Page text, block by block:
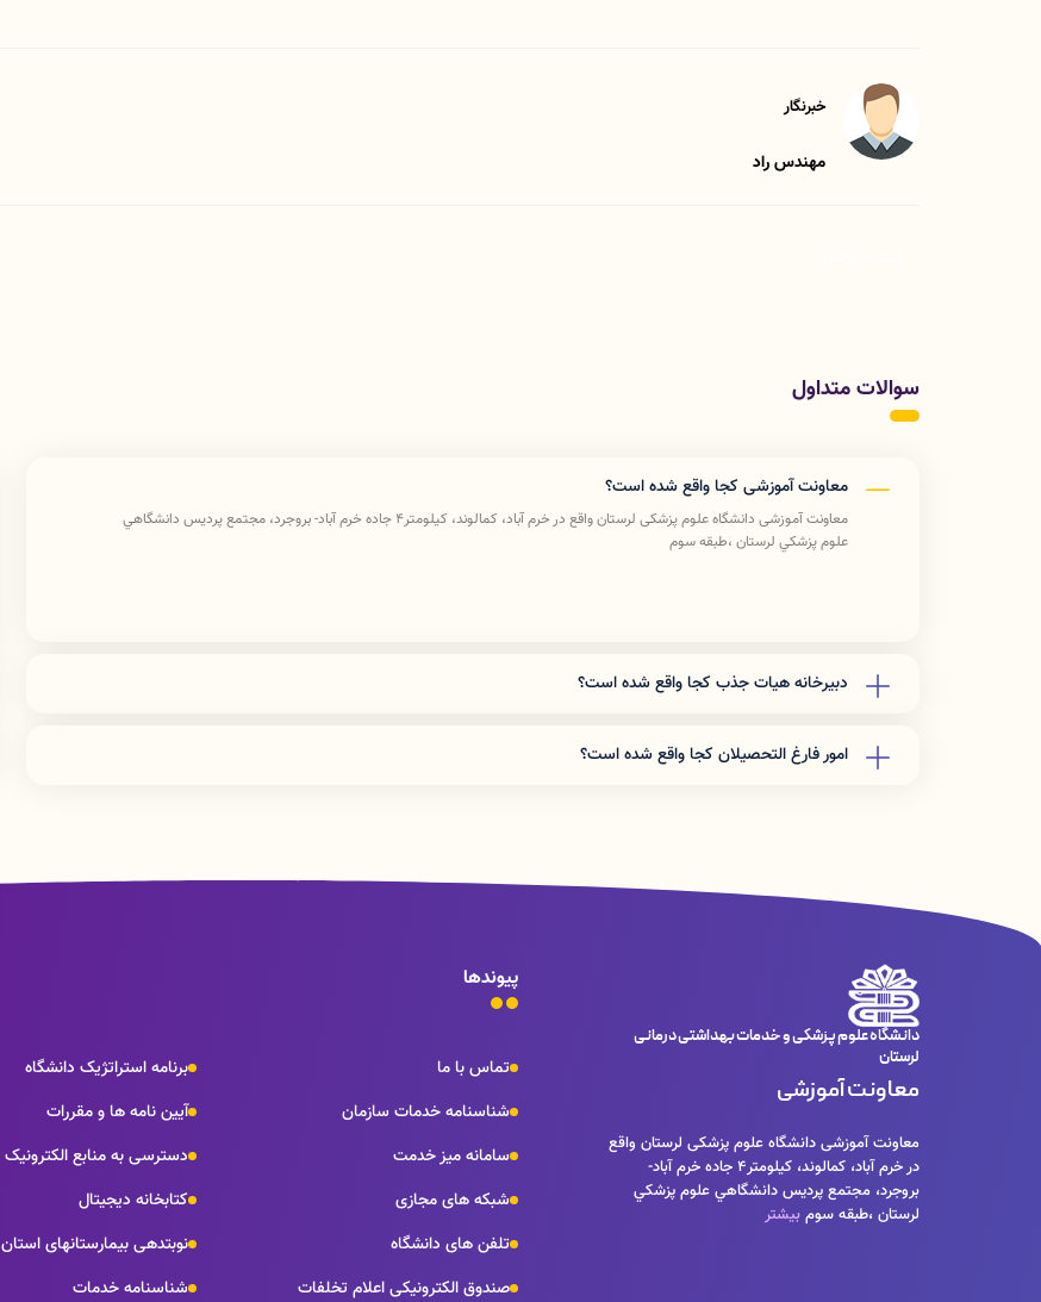
خبرنگار
مهندس راد
سوالات متداول
معاونت آموزشی کجا واقع شده است؟
معاونت آموزشی دانشگاه علوم پزشکی لرستان واقع در خرم آباد، كمالوند، كيلومتر٤ جاده خرم آباد- بروجرد، مجتمع پرديس دانشگاهي
علوم پزشكي لرستان ،طبقه سوم
دبیرخانه هیات جذب کجا واقع شده است؟
امور فارغ التحصیلان کجا واقع شده است؟
دانشگاه علوم پزشکی و خدمات بهداشتی درمانی
لرستان
معاونت آموزشی
معاونت آموزشی دانشگاه علوم پزشکی لرستان واقع
در خرم آباد، كمالوند، كيلومتر٤ جاده خرم آباد-
بروجرد، مجتمع پرديس دانشگاهي علوم پزشكي
لرستان ،طبقه سوم بیشتر
پیوندها
تماس با ما
برنامه استراتژیک دانشگاه
شناسنامه خدمات سازمان
آیین نامه ها و مقررات
سامانه میز خدمت
دسترسی به منابع الکترونیک
شبکه های مجازی
کتابخانه دیجیتال
تلفن های دانشگاه
نوبتدهی بیمارستانهای استان
صندوق الکترونیکی اعلام تخلفات
شناسنامه خدمات